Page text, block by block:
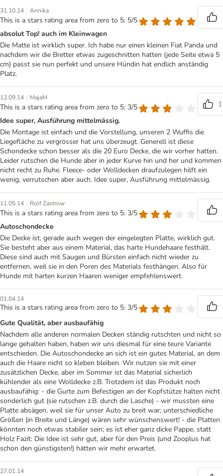
31.10.14 | Annika
This is a stars rating area from zero to 5: 5/5
absolut Top! auch im Kleinwagen
Die Matte ist wirklich super. Ich habe nur einen kleinen Fiat Panda und
nachdem wir die Bretter etwas zugeschnitten hatten (jede Seite etwa 5
cm) passt sie nun perfekt und unsere Hündin hat endlich anständig
Platz.
12.09.14 | MajaM
This is a stars rating area from zero to 5: 3/5
1
Idee super, Ausführung mittelmässig.
Die Montage ist einfach und die Vorstellung, unseren 2 Wuffis die
Liegefläche zu vergrösser hat uns überzeugt. Generell ist diese
Schondecke schon besser als die 20 Euro Decke, die wir vorher hatten.
Leider rutschen die Hunde aber in jeder Kurve hin und her und kommen
nicht recht zu Ruhe. Fleece- oder Wolldecken draufzulegen hilft ein
wenig, verrutschen aber auch. Idee super, Ausführung mittelmässig.
11.05.14 | Rolf Zastrow
This is a stars rating area from zero to 5: 3/5
Autoschondecke
Die Decke ist, gerade auch wegen der eingelegten Platte, wirklich gut.
Sie besteht aber aus einem Material, das harte Hundehaare festhält.
Diese sind auch mit Saugen und Bürsten einfach nicht wieder zu
entfernen, weil sie in den Poren des Materials festhängen. Also für
Hunde mit harten kurzen Haaren weniger empfehlenswert.
01.04.14
This is a stars rating area from zero to 5: 3/5
Gute Qualität, aber ausbaufähig
Nachdem alle anderen normalen Decken ständig rutschten und nicht so
lange gehalten haben, haben wir uns diesmal für eine teure Variante
entschieden. Die Autoschondecke an sich ist ein gutes Material, an dem
auch die Haare nicht so kleben bleiben. Wir nutzen sie mit einer
zusätzlichen Decke, aber im Sommer ist das Material sicherlich
kühlender als eine Wolldecke z.B. Trotzdem ist das Produkt noch
ausbaufähig: - die Gurte zum Befestigen an der Kopfstütze halten nicht
sonderlich gut (sie rutschen z.B. durch die Lasche) - wir mussten eine
Platte absägen, weil sie für unser Auto zu breit war; unterschiedliche
Größen (in Breite und Länge) wären sehr wünschenswert! - die Platten
könnten noch etwas stabiler sein; es ist eher ganz dicke Pappe, statt
Holz Fazit: Die Idee ist sehr gut, aber für den Preis (und Zooplus hat
schon den günstigsten!) hätten wir mehr erwartet.
27.01.14